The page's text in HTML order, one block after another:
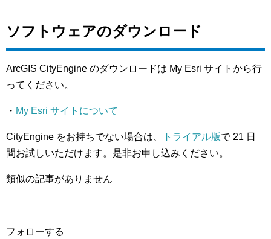
ソフトウェアのダウンロード
ArcGIS CityEngine のダウンロードは My Esri サイトから行
ってください。
・ My Esri サイトについて
CityEngine をお持ちでない場合は、 トライアル版で 21 日
間お試しいただけます。是非お申し込みください。
類似の記事がありません
フォローする